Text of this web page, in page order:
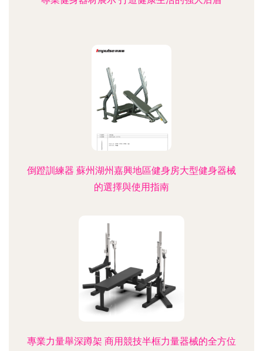
倒蹬訓練器 蘇州湖州嘉興地區健身房大型健身器械
的選擇與使用指南
專業力量舉深蹲架 商用競技半框力量器械的全方位